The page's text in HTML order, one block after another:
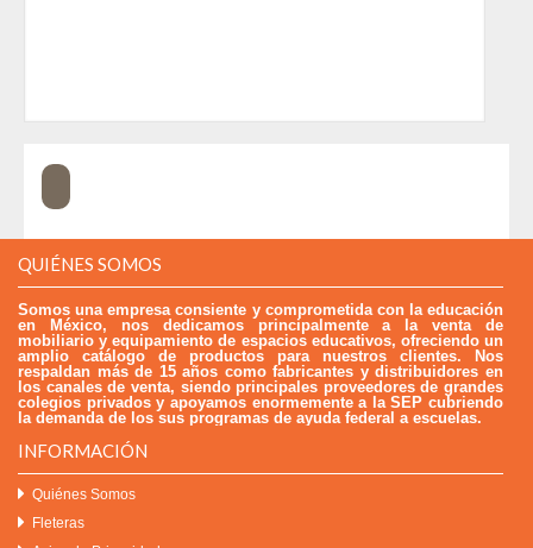
QUIÉNES SOMOS
Somos una empresa consiente y comprometida con la educación
en México, nos dedicamos principalmente a la venta de
mobiliario y equipamiento de espacios educativos, ofreciendo un
amplio catálogo de productos para nuestros clientes. Nos
respaldan más de 15 años como fabricantes y distribuidores en
los canales de venta, siendo principales proveedores de grandes
colegios privados y apoyamos enormemente a la SEP cubriendo
la demanda de los sus programas de ayuda federal a escuelas.
INFORMACIÓN
Quiénes Somos
Fleteras